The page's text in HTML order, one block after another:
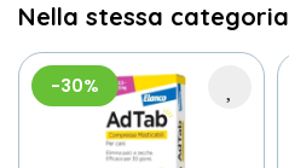
Nella stessa categoria
-30%